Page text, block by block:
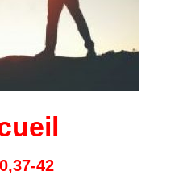
42